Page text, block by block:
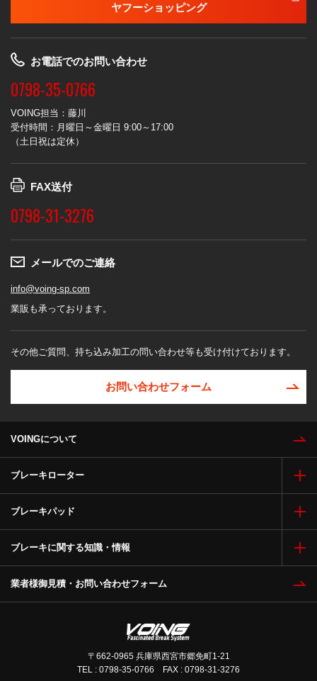
ヤフーショッピング
お電話でのお問い合わせ
0798-35-0766
VOING担当：藤川
受付時間：月曜日～金曜日 9:00～17:00
（土日祝は定休）
FAX送付
0798-31-3276
メールでのご連絡
info@voing-sp.com
業販も承っております。
その他ご質問、持ち込み加工の問い合わせ等も受け付けております。
お問い合わせフォーム
VOINGについて
ブレーキローター
ブレーキパッド
ブレーキに関する知識・情報
業者様御見積・お問い合わせフォーム
〒662-0965 兵庫県西宮市郷免町1-21
TEL : 0798-35-0766 FAX : 0798-31-3276